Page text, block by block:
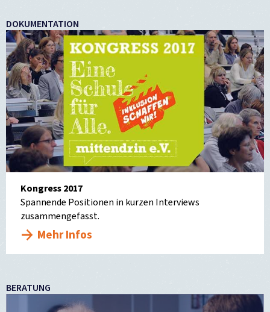
DOKUMENTATION
Kongress 2017
Spannende Positionen in kurzen Interviews
zusammengefasst.
Mehr Infos
BERATUNG